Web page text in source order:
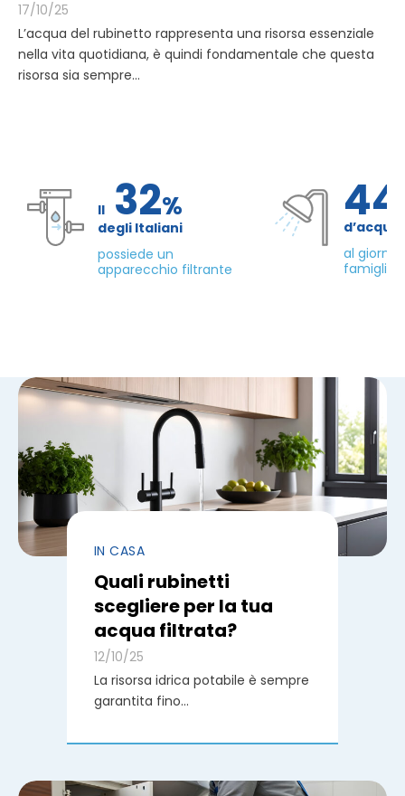
17/10/25
L’acqua del rubinetto rappresenta una risorsa essenziale
nella vita quotidiana, è quindi fondamentale che questa
risorsa sia sempre...
Il 32%
degli Italiani
possiede un
apparecchio filtrante
al giorno
famiglia
IN CASA
Quali rubinetti
scegliere per la tua
acqua filtrata?
12/10/25
La risorsa idrica potabile è sempre
garantita fino...